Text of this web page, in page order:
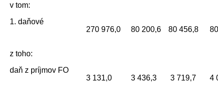
v tom:
1. daňové
270 976,0
80 200,6 80 456,8
z toho:
daň z príjmov FO
3 131,0
3 436,3 3 719,7 4